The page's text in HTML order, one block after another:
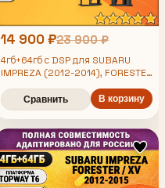
14 900 ₽23 900 ₽
4гб+64гб с DSP для SUBARU
IMPREZA (2012-2014), FORESTER
(2013-2015), XV, рамка черная
матовая, Android магнитола,
без слота под симку, усилитель
звука TDA7851 и поддержка 360
камер
Сравнить В корзину